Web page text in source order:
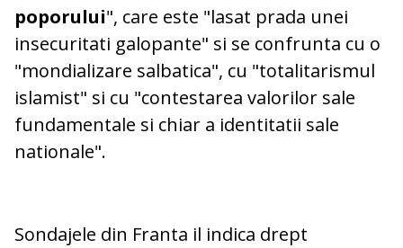
poporului", care este "lasat prada unei
insecuritati galopante" si se confrunta cu o
"mondializare salbatica", cu "totalitarismul
islamist" si cu "contestarea valorilor sale
fundamentale si chiar a identitatii sale
nationale".
Sondajele din Franta il indica drept